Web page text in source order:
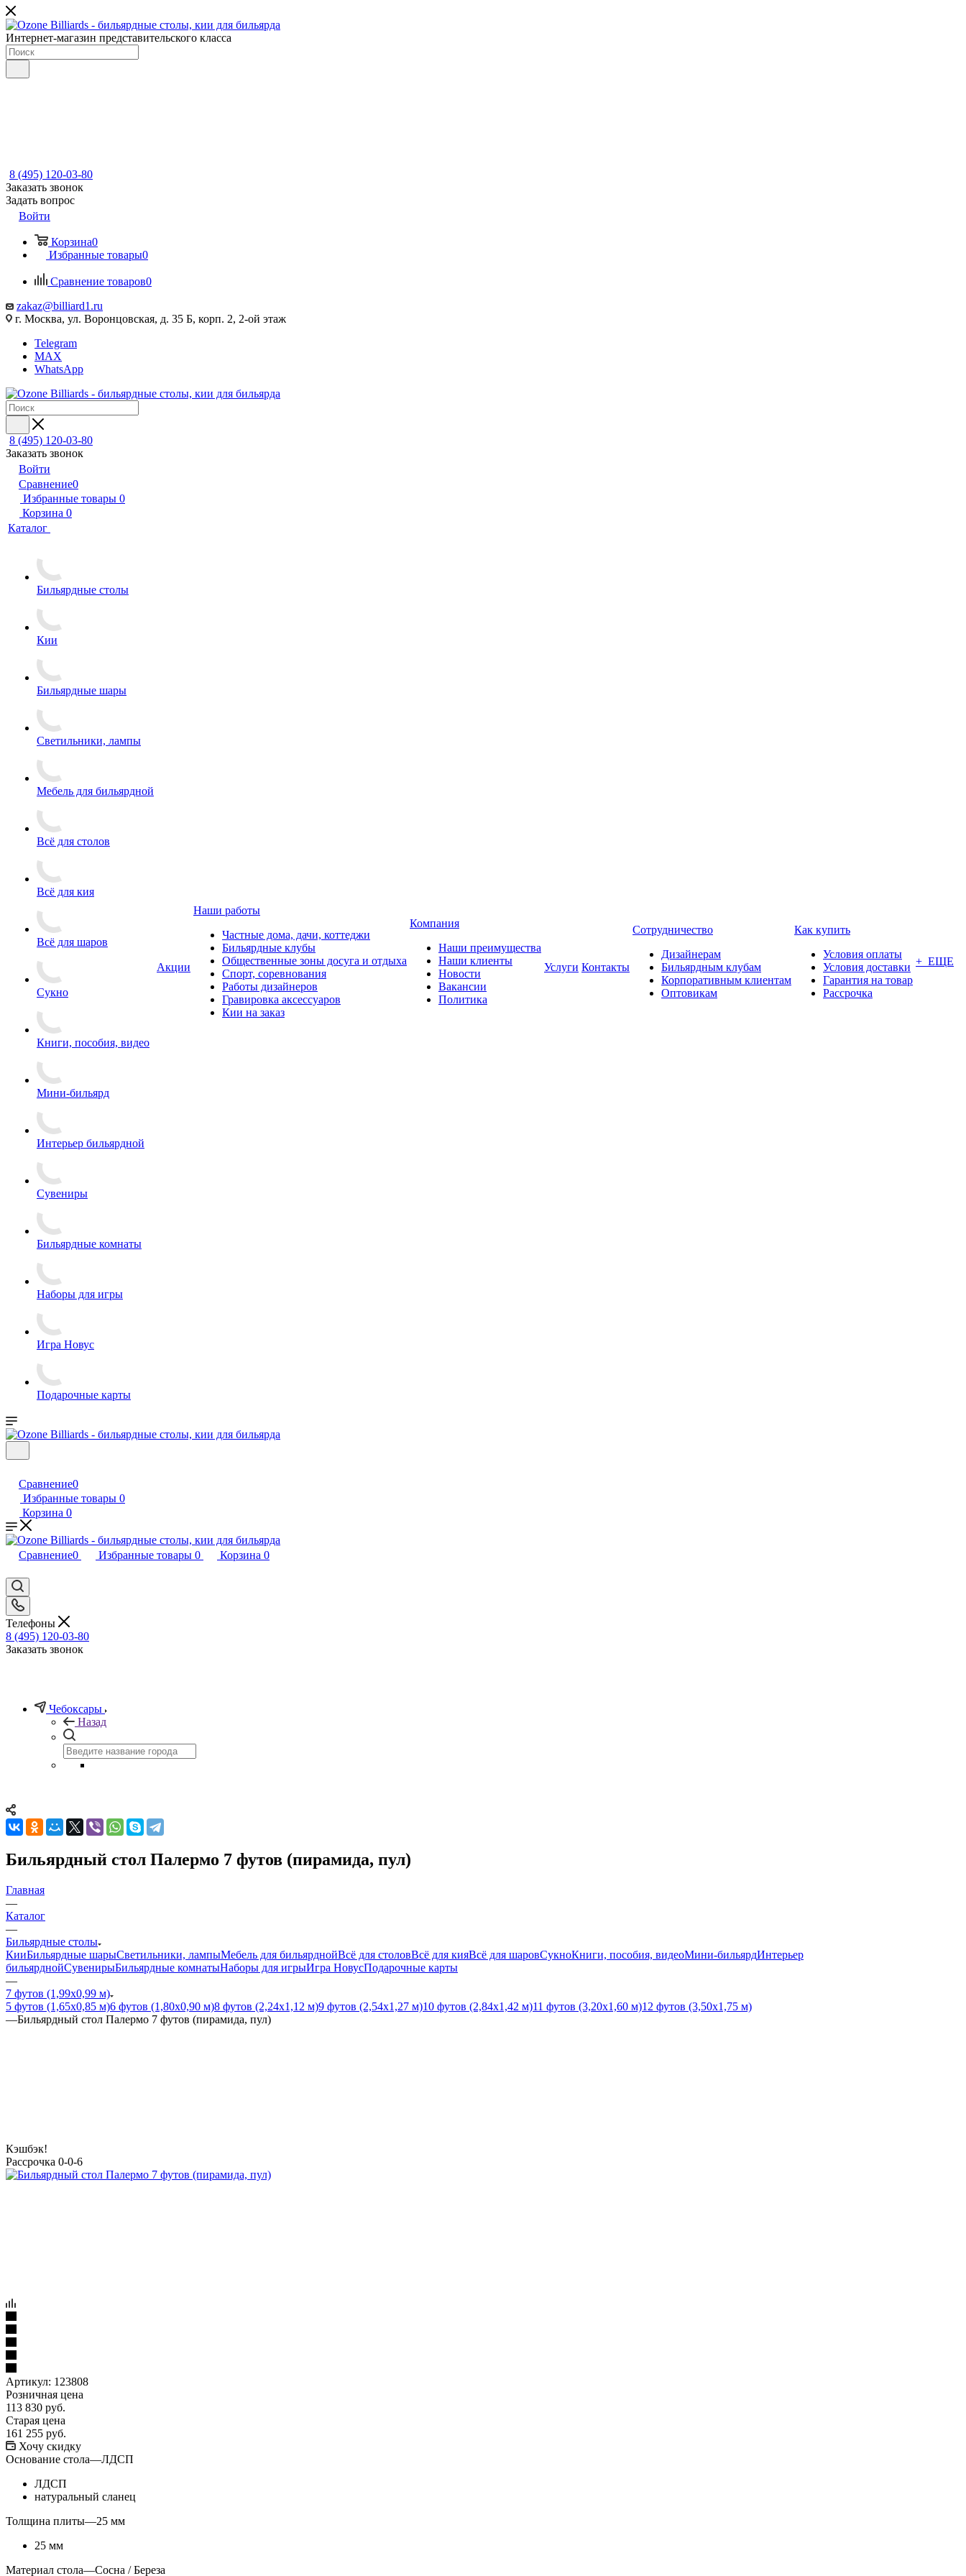
Интернет-магазин представительского класса
8 (495) 120-03-80
Заказать звонок
Задать вопрос
Войти
Корзина0
Избранные товары0
Сравнение товаров0
zakaz@billiard1.ru
г. Москва, ул. Воронцовская, д. 35 Б, корп. 2, 2-ой этаж
Telegram
MAX
WhatsApp
8 (495) 120-03-80
Заказать звонок
Войти
Сравнение0
Избранные товары 0
Корзина 0
Каталог
Бильярдные столы
Кии
Бильярдные шары
Светильники, лампы
Мебель для бильярдной
Всё для столов
Всё для кия
Всё для шаров
Сукно
Книги, пособия, видео
Мини-бильярд
Интерьер бильярдной
Сувениры
Бильярдные комнаты
Наборы для игры
Игра Новус
Подарочные карты
Акции
Наши работы
Частные дома, дачи, коттеджи
Бильярдные клубы
Общественные зоны досуга и отдыха
Спорт, соревнования
Работы дизайнеров
Гравировка аксессуаров
Кии на заказ
Компания
Наши преимущества
Наши клиенты
Новости
Вакансии
Политика
Услуги Контакты
Сотрудничество
Дизайнерам
Бильярдным клубам
Корпоративным клиентам
Оптовикам
Как купить
Условия оплаты
Условия доставки
Гарантия на товар
Рассрочка
+ ЕЩЕ
Сравнение0
Избранные товары 0
Корзина 0
Сравнение0 Избранные товары 0 Корзина 0
Телефоны
8 (495) 120-03-80
Заказать звонок
Чебоксары
Назад
Бильярдный стол Палермо 7 футов (пирамида, пул)
Главная
—
Каталог
—
Бильярдные столы
КииБильярдные шарыСветильники, лампыМебель для бильярднойВсё для столовВсё для кияВсё для шаровСукноКниги, пособия, видеоМини-бильярдИнтерьер
бильярднойСувенирыБильярдные комнатыНаборы для игрыИгра НовусПодарочные карты
—
7 футов (1,99х0,99 м)
5 футов (1,65х0,85 м)6 футов (1,80х0,90 м)8 футов (2,24х1,12 м)9 футов (2,54х1,27 м)10 футов (2,84х1,42 м)11 футов (3,20х1,60 м)12 футов (3,50х1,75 м)
—Бильярдный стол Палермо 7 футов (пирамида, пул)
Кэшбэк!
Рассрочка 0-0-6
Артикул: 123808
Розничная цена
113 830 руб.
Старая цена
161 255 руб.
Хочу скидку
Основание стола—ЛДСП
ЛДСП
натуральный сланец
Толщина плиты—25 мм
25 мм
Материал стола—Сосна / Береза